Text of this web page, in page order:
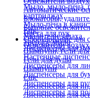
Мыло, мыло-пена,
картриджах
Мыло-пена в
Паста для рук
Твердое мыло
Шампуни, гели
Гели для душа
Шампуни
Автоматические
Блокаторы,
Бытовые
Удалители запаха
Освежители
Еще
Оборудование для
Диспенсеры для
Настенные
Диспенсеры для
Диспенсеры для
Диспенсеры для
Диспенсеры для
Еще
Диспенсеры для
Диспенсеры для